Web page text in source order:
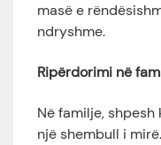
masë e
ndryshme.
Ripërdorimi në
Në familje,
një shembull i